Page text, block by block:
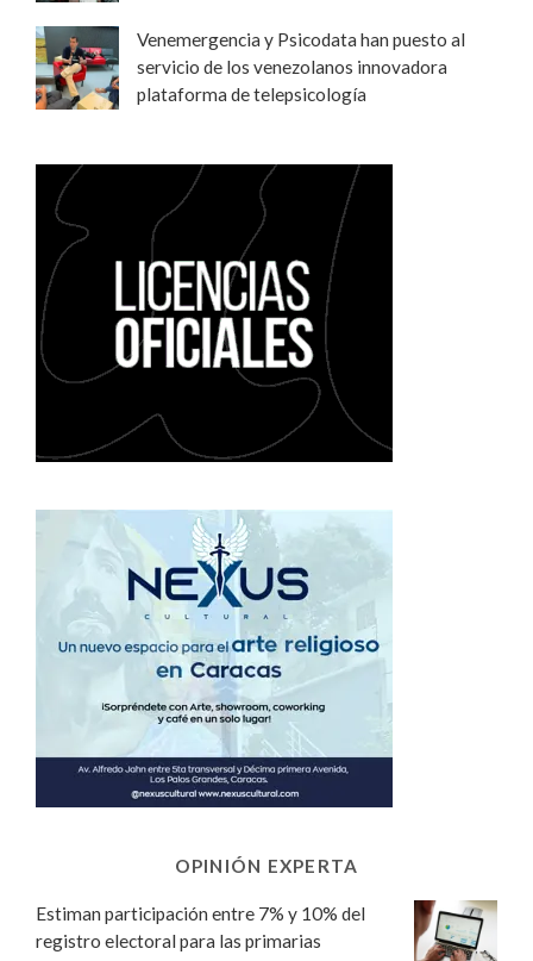
Venemergencia y Psicodata han puesto al
servicio de los venezolanos innovadora
plataforma de telepsicología
OPINIÓN EXPERTA
Estiman participación entre 7% y 10% del
registro electoral para las primarias